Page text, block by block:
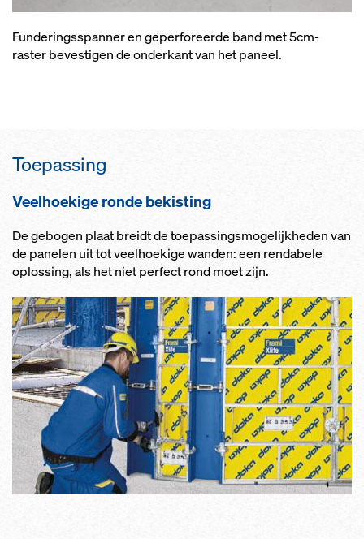
Funderingsspanner en geperforeerde band met 5cm-
raster bevestigen de onderkant van het paneel.
Toepassing
Veelhoekige ronde bekisting
De gebogen plaat breidt de toepassingsmogelijkheden van
de panelen uit tot veelhoekige wanden: een rendabele
oplossing, als het niet perfect rond moet zijn.